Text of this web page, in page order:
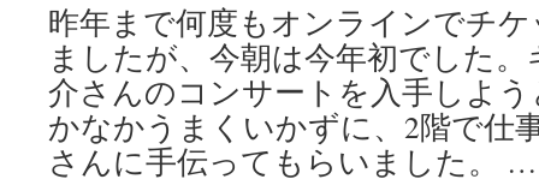
昨年まで何度もオンラインでチ
ましたが、今朝は今年初でした
介さんのコンサートを入手しよ
かなかうまくいかずに、2階で仕
さんに手伝ってもらいました。